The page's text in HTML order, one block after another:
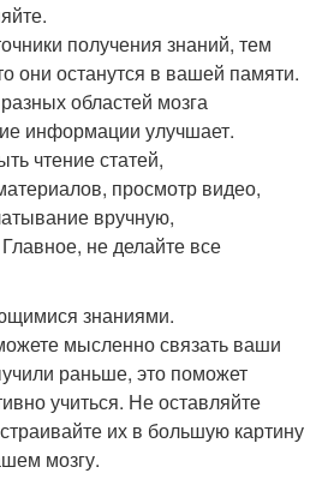
получения знаний, тем
они останутся в вашей памяти.
областей мозга
информации улучшает.
чтение статей,
просмотр видео,
вручную,
не делайте все
знаниями.
мысленно связать ваши
раньше, это поможет
учиться. Не оставляйте
их в большую картину
мозгу.